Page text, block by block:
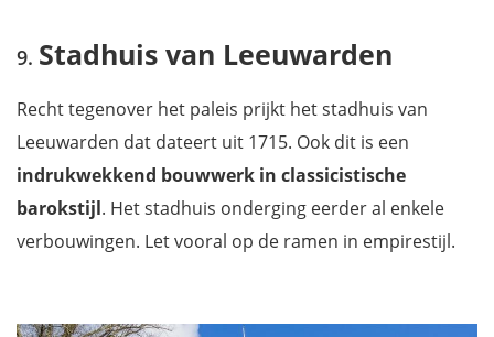
Stadhuis van Leeuwarden
Recht tegenover het paleis prijkt het stadhuis van
Leeuwarden dat dateert uit 1715. Ook dit is een
indrukwekkend bouwwerk in classicistische
barokstijl. Het stadhuis onderging eerder al enkele
verbouwingen. Let vooral op de ramen in empirestijl.